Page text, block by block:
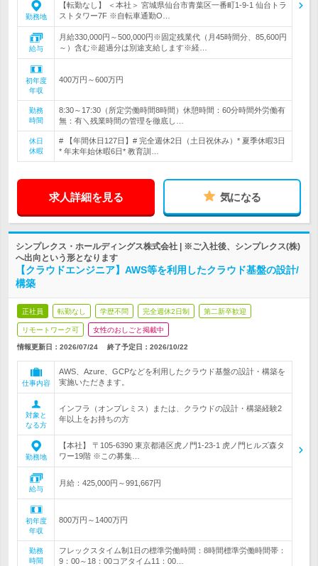
勤務地
【転勤なし】 ＜本社＞ 宮城県仙台市青葉区一番町1-9-1 仙台トラ
ストタワー7F ※自転車通勤O…
給与
月給330,000円～500,000円※固定残業代（月45時間分、85,600円
～）含む※超過分は別途支給します※経…
初年度
年収
400万円～600万円
勤務
時間
8:30～17:30（所定労働時間8時間）休憩時間：60分時間外労働有
無：有＼残業時間の管理を徹底し…
休日
休暇
# 【年間休日127日】# 完全週休2日（土日祝休み）* 夏季休暇3日
* 年末年始休暇6日* 教育訓…
求人詳細を見る 気になる
シンプレクス・ホールディングス株式会社 | ※ご入社後、シンプレクス(株)
へ出向という形となります
【クラウドエンジニア】AWS等を利用したクラウド基盤の設計/
構築
正社員 転勤なし 学歴不問 完全週休2日制 第二新卒歓迎
リモートワーク可 女性のおしごと掲載中
情報更新日：2026/07/24 終了予定日： 2026/10/22
仕事内容
AWS、Azure、GCPなどを利用したクラウド基盤の設計・構築を
実施いただきます。
対象と
なる方
インフラ（オンプレミス）または、クラウドの設計・構築経験2
年以上をお持ちの方
勤務地
【本社】 〒105-6390 東京都港区虎ノ門1-23-1 虎ノ門ヒルズ森タ
ワー19階 ※この募集…
給与
月給：425,000円～991,667円
初年度
年収
800万円～1400万円
勤務
時間
フレックスタイム制1日の標準労働時間：8時間標準労働時間帯：
9：00～18：00コアタイム11：00…